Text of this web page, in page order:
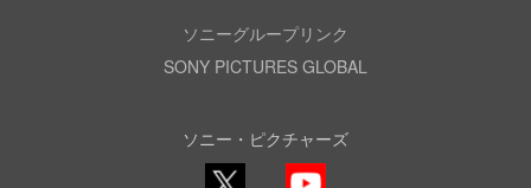
ソニーグループリンク
SONY PICTURES GLOBAL
ソニー・ピクチャーズ